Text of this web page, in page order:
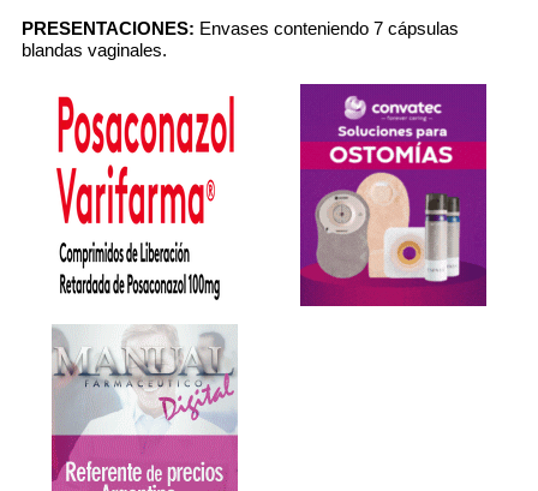
PRESENTACIONES: Envases conteniendo 7 cápsulas
blandas vaginales.